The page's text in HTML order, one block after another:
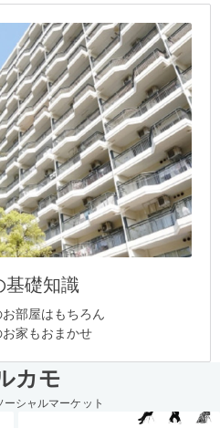
基礎知識
お部屋はもちろん
家もおまかせ
カモ
シャルマーケット